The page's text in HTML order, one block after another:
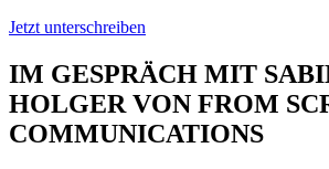
Jetzt unterschreiben
IM GESPRÄCH MIT
HOLGER VON FROM
COMMUNICATIONS